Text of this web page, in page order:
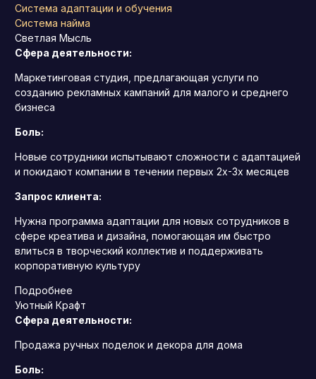
Система адаптации и обучения
Система найма
Светлая Мысль
Сфера деятельности:
Маркетинговая студия, предлагающая услуги по
созданию рекламных кампаний для малого и среднего
бизнеса
Боль:
Новые сотрудники испытывают сложности с адаптацией
и покидают компании в течении первых 2х-3х месяцев
Запрос клиента:
Нужна программа адаптации для новых сотрудников в
сфере креатива и дизайна, помогающая им быстро
влиться в творческий коллектив и поддерживать
корпоративную культуру
Подробнее
Уютный Крафт
Сфера деятельности:
Продажа ручных поделок и декора для дома
Боль: